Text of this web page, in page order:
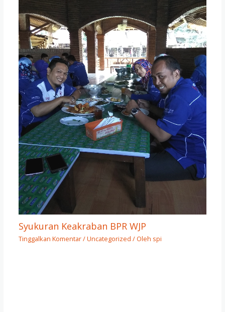
Syukuran Keakraban BPR WJP
Tinggalkan Komentar/Uncategorized / Oleh spi